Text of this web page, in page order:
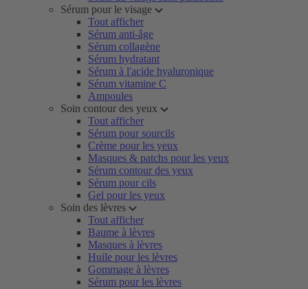
Sérum pour le visage
Tout afficher
Sérum anti-âge
Sérum collagène
Sérum hydratant
Sérum à l'acide hyaluronique
Sérum vitamine C
Ampoules
Soin contour des yeux
Tout afficher
Sérum pour sourcils
Crème pour les yeux
Masques & patchs pour les yeux
Sérum contour des yeux
Sérum pour cils
Gel pour les yeux
Soin des lèvres
Tout afficher
Baume à lèvres
Masques à lèvres
Huile pour les lèvres
Gommage à lèvres
Sérum pour les lèvres